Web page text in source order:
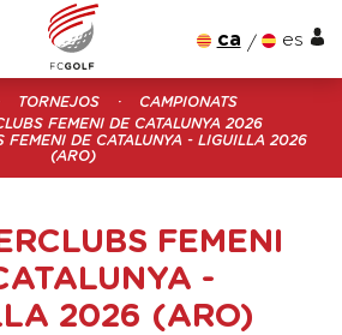
ca es
TORNEJOS
CAMPIONATS
FEMENI DE CATALUNYA 2026
FEMENI DE CATALUNYA - LIGUILLA 2026
(ARO)
FEMENI
-
2026 (ARO)